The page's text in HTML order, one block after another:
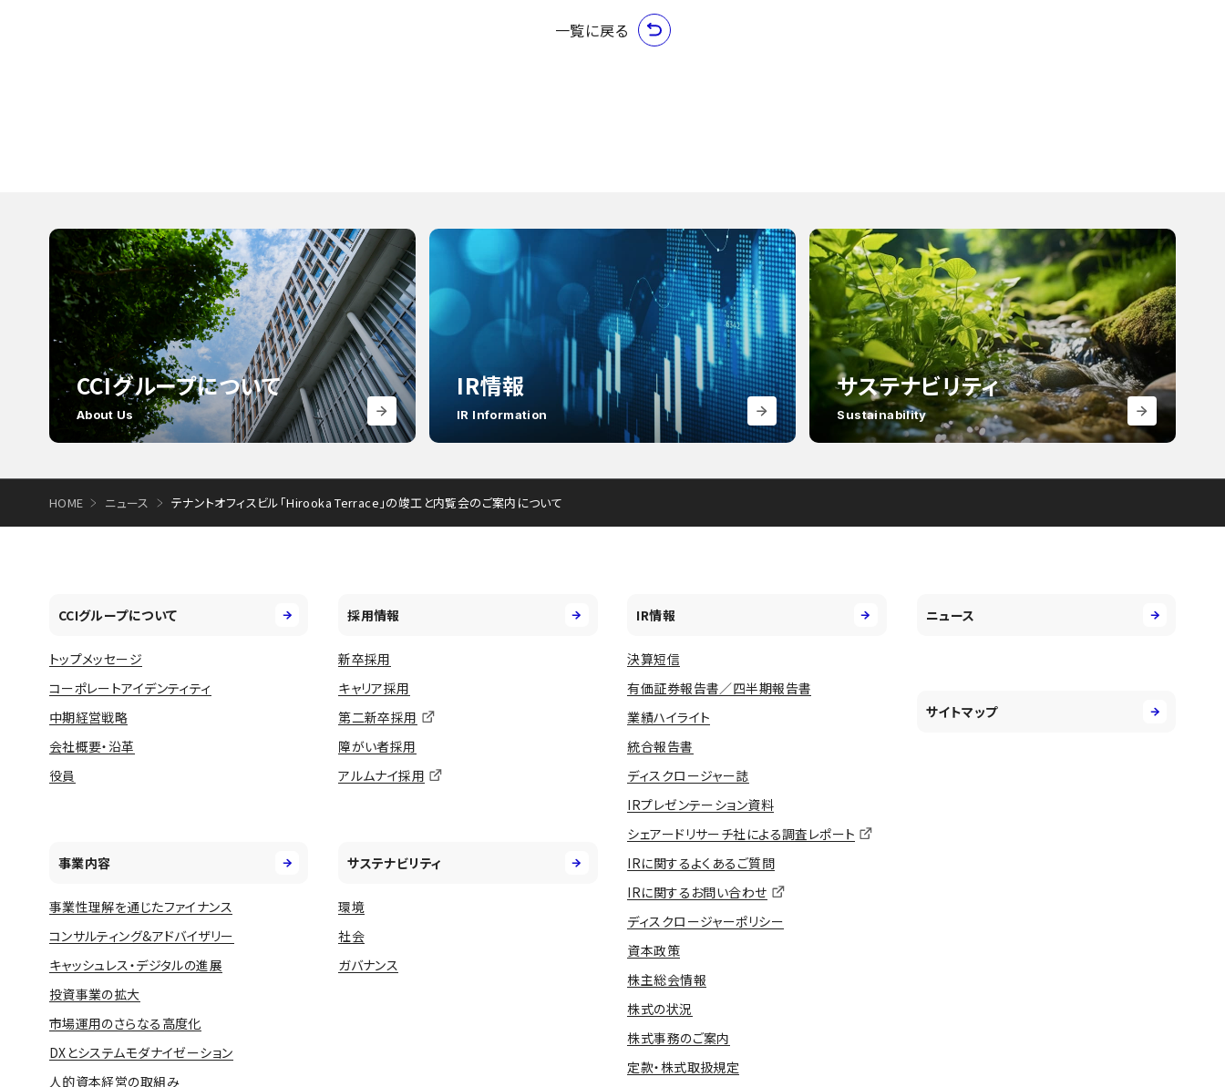
一覧に戻る
CCIグループについて
About Us
IR情報
IR Information
サステナビリティ
Sustainability
HOME ニュース テナントオフィスビル「Hirooka Terrace」の竣工と内覧会のご案内について
CCIグループについて
トップメッセージ
コーポレートアイデンティティ
中期経営戦略
会社概要・沿革
役員
事業内容
事業性理解を通じたファイナンス
コンサルティング&アドバイザリー
キャッシュレス・デジタルの進展
投資事業の拡大
市場運用のさらなる高度化
DXとシステムモダナイゼーション
人的資本経営の取組み
採用情報
新卒採用
キャリア採用
第二新卒採用
障がい者採用
アルムナイ採用
サステナビリティ
環境
社会
ガバナンス
IR情報
決算短信
有価証券報告書／四半期報告書
業績ハイライト
統合報告書
ディスクロージャー誌
IRプレゼンテーション資料
シェアードリサーチ社による調査レポート
IRに関するよくあるご質問
IRに関するお問い合わせ
ディスクロージャーポリシー
資本政策
株主総会情報
株式の状況
株式事務のご案内
定款・株式取扱規定
ニュース
サイトマップ